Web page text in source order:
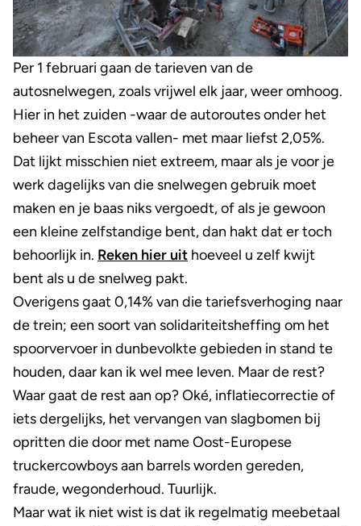
Per 1 februari gaan de tarieven van de
autosnelwegen, zoals vrijwel elk jaar, weer omhoog.
Hier in het zuiden -waar de autoroutes onder het
beheer van Escota vallen- met maar liefst 2,05%.
Dat lijkt misschien niet extreem, maar als je voor je
werk dagelijks van die snelwegen gebruik moet
maken en je baas niks vergoedt, of als je gewoon
een kleine zelfstandige bent, dan hakt dat er toch
behoorlijk in. Reken hier uit hoeveel u zelf kwijt
bent als u de snelweg pakt.
Overigens gaat 0,14% van die tariefsverhoging naar
de trein; een soort van solidariteitsheffing om het
spoorvervoer in dunbevolkte gebieden in stand te
houden, daar kan ik wel mee leven. Maar de rest?
Waar gaat de rest aan op? Oké, inflatiecorrectie of
iets dergelijks, het vervangen van slagbomen bij
opritten die door met name Oost-Europese
truckercowboys aan barrels worden gereden,
fraude, wegonderhoud. Tuurlijk.
Maar wat ik niet wist is dat ik regelmatig meebetaal